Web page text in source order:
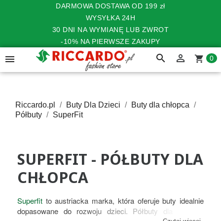
DARMOWA DOSTAWA OD 199 zł
WYSYŁKA 24H
30 DNI NA WYMIANĘ LUB ZWROT
-10% NA PIERWSZE ZAKUPY
 search  shopping_cart 0
Riccardo.pl Buty Dla Dzieci
Buty dla chłopca
Półbuty
SuperFit
SUPERFIT - PÓŁBUTY DLA
CHŁOPCA
Superfit to austriacka marka, która oferuje buty idealnie
dopasowane do rozwoju dzieci. Półbuty dla chłopca